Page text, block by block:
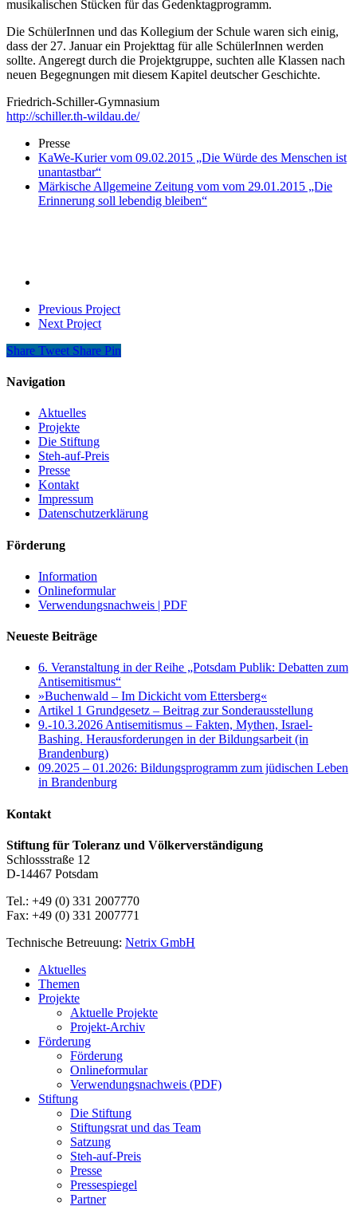
musikalischen Stücken für das Gedenktagprogramm.
Die SchülerInnen und das Kollegium der Schule waren sich einig,
dass der 27. Januar ein Projekttag für alle SchülerInnen werden
sollte. Angeregt durch die Projektgruppe, suchten alle Klassen nach
neuen Begegnungen mit diesem Kapitel deutscher Geschichte.
Friedrich-Schiller-Gymnasium
http://schiller.th-wildau.de/
Presse
KaWe-Kurier vom 09.02.2015 „Die Würde des Menschen ist
unantastbar“
Märkische Allgemeine Zeitung vom vom 29.01.2015 „Die
Erinnerung soll lebendig bleiben“
Previous Project
Next Project
Share Tweet Share Pin
Navigation
Aktuelles
Projekte
Die Stiftung
Steh-auf-Preis
Presse
Kontakt
Impressum
Datenschutzerklärung
Förderung
Information
Onlineformular
Verwendungsnachweis | PDF
Neueste Beiträge
6. Veranstaltung in der Reihe „Potsdam Publik: Debatten zum
Antisemitismus“
»Buchenwald – Im Dickicht vom Ettersberg«
Artikel 1 Grundgesetz – Beitrag zur Sonderausstellung
9.-10.3.2026 Antisemitismus – Fakten, Mythen, Israel-
Bashing. Herausforderungen in der Bildungsarbeit (in
Brandenburg)
09.2025 – 01.2026: Bildungsprogramm zum jüdischen Leben
in Brandenburg
Kontakt
Stiftung für Toleranz und Völkerverständigung
Schlossstraße 12
D-14467 Potsdam
Tel.: +49 (0) 331 2007770
Fax: +49 (0) 331 2007771
Technische Betreuung: Netrix GmbH
Close
Menu
Aktuelles
Themen
Projekte
Aktuelle Projekte
Projekt-Archiv
Förderung
Förderung
Onlineformular
Verwendungsnachweis (PDF)
Stiftung
Die Stiftung
Stiftungsrat und das Team
Satzung
Steh-auf-Preis
Presse
Pressespiegel
Partner